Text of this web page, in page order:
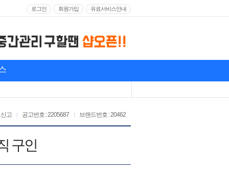
로그인 회원가입 유료서비스안내
브랜드번호 : 20462
공고번호 : 2205687
고
구인